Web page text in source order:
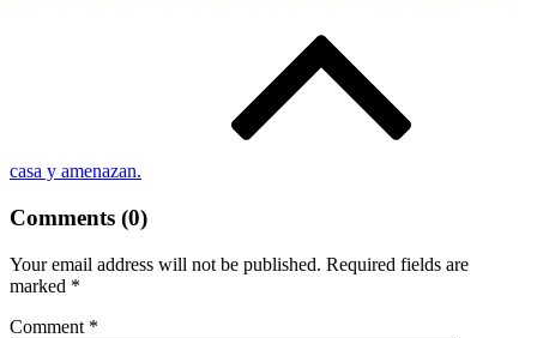
casa y amenazan.
Comments (0)
Your email address will not be published. Required fields are
marked *
Comment *